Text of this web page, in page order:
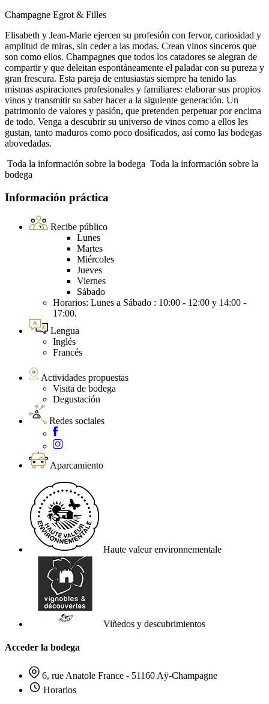
Champagne Egrot & Filles
Elisabeth y Jean-Marie ejercen su profesión con fervor, curiosidad y
amplitud de miras, sin ceder a las modas. Crean vinos sinceros que
son como ellos. Champagnes que todos los catadores se alegran de
compartir y que deleitan espontáneamente el paladar con su pureza y
gran frescura. Esta pareja de entusiastas siempre ha tenido las
mismas aspiraciones profesionales y familiares: elaborar sus propios
vinos y transmitir su saber hacer a la siguiente generación. Un
patrimonio de valores y pasión, que pretenden perpetuar por encima
de todo. Venga a descubrir su universo de vinos como a ellos les
gustan, tanto maduros como poco dosificados, así como las bodegas
abovedadas.
Toda la información sobre la bodega Toda la información sobre la
bodega
Información práctica
Recibe público
Lunes
Martes
Miércoles
Jueves
Viernes
Sábado
Horarios: Lunes a Sábado : 10:00 - 12:00 y 14:00 -
17:00.
Lengua
Inglés
Francés
Actividades propuestas
Visita de bodega
Degustación
Redes sociales
Aparcamiento
Haute valeur environnementale
Viñedos y descubrimientos
Acceder la bodega
6, rue Anatole France - 51160 Aÿ-Champagne
Horarios